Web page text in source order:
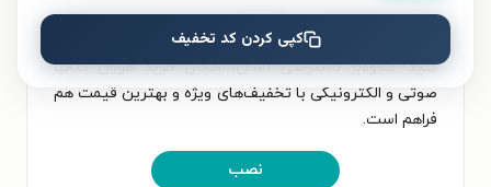
اپلیکیشن می‌توانید مطالعه‌ی خود را شخصی‌سازی کنید و
لذت خواندن و شنیدن کتاب‌ها را همیشه و همه‌جا تجربه
کنید. علاوه‌بر دسترسی آسان، امکان خرید هزاران کتاب
صوتی و الکترونیکی با تخفیف‌های ویژه و بهترین قیمت هم
فراهم است.
نصب
کپی کردن کد تخفیف